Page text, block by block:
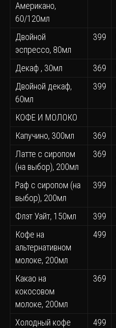
Американо,
60/120мл
Двойной
эспрессо, 80мл
399
Декаф , 30мл 369
Двойной декаф,
60мл
399
КОФЕ И МОЛОКО
Капучино, 300мл
369
Латте с сиропом
(на выбор), 200мл
369
Раф с сиропом (на
выбор), 200мл
399
Флэт Уайт, 150мл 399
Кофе на
альтернативном
молоке, 200мл
499
Какао на
кокосовом
молоке, 200мл
369
Холодный кофе
499